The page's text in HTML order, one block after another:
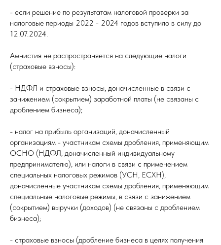
- если решение по результатам налоговой проверки за
налоговые периоды 2022 - 2024 годов вступило в силу до
12.07.2024.
Амнистия не распространяется на следующие налоги
(страховые взносы):
- НДФЛ и страховые взносы, доначисленные в связи с
занижением (сокрытием) заработной платы (не связаны с
дроблением бизнеса);
- налог на прибыль организаций, доначисленный
организациям - участникам схемы дробления, применяющим
ОСНО (НДФЛ, доначисленный индивидуальному
предпринимателю), или налоги в связи с применением
специальных налоговых режимов (УСН, ЕСХН),
доначисленные участникам схемы дробления, применяющим
специальные налоговые режимы, в связи с занижением
(сокрытием) выручки (доходов) (не связаны с дроблением
бизнеса);
- страховые взносы (дробление бизнеса в целях получения